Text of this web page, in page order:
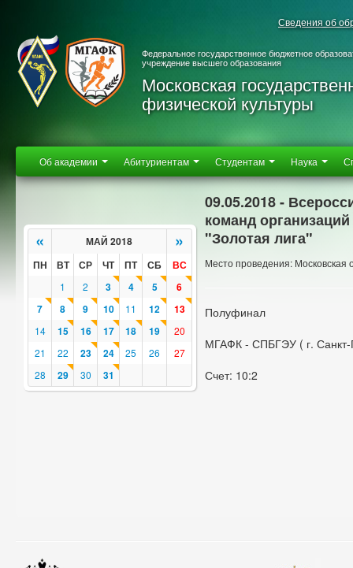
Сведения об
Федеральное государственное бюджетное
учреждение высшего образования
Московская
физической культуры
Об академии Абитуриентам Студентам Наука
« МАЙ 2018 »
ПН ВТ СР ЧТ ПТ СБ ВС
1 2 3 4 5
6
7
8 9 10 11 12 13
14 15 16 17 18 19
20
21
22 23 24 25 26
27
28
29 30 31
09.05.2018 -
команд
"Золотая лига"
Место проведения: Московская
Полуфинал
МГАФК - СПБГЭУ ( г. Санкт-
Счет: 10:2